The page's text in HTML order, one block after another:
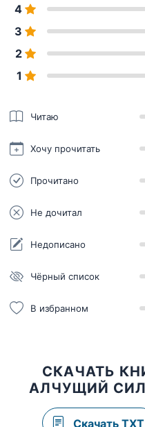
4
3
2
1
Читаю
Хочу прочитать
Прочитано
Не дочитал
Недописано
Чёрный список
В избранном
СКАЧАТЬ
АЛЧУЩИЙ
Скачать TXT